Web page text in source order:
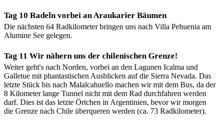
Tag 10 Radeln vorbei an Araukarier Bäumen
Die nächsten 64 Radkilometer bringen uns nach Villa Pehuenia am
Alumine See gelegen.
Tag 11 Wir nähern uns der chilenischen Grenze!
Weiter geht's nach Norden, vorbei an den Lagunen Icalma und
Galletue mit phantastischen Ausblicken auf die Sierra Nevada. Das
letzte Stück bis nach Malalcahuello machen wir mit dem Bus, da der
8 Kilometer lange Tunnel nicht mit dem Rad durchfahren werden
darf. Dies ist das letzte Örtchen in Argentinien, bevor wir morgen
die Grenze nach Chile überqueren werden (ca. 73 Radkilometer).